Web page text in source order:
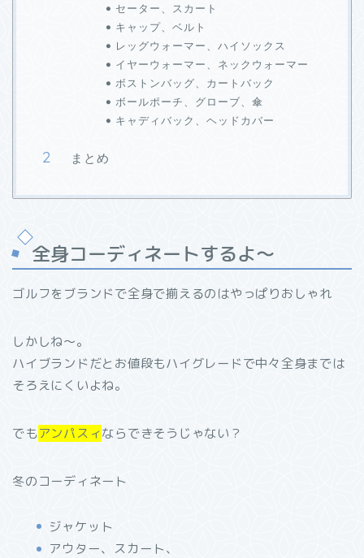
セーター、スカート
キャップ、ベルト
レッグウォーマー、ハイソックス
イヤーウォーマー、ネックウォーマー
ボストンバッグ、カートバック
ボールポーチ、グローブ、傘
キャディバック、ヘッドカバー
まとめ
全身コーディネートするよ〜
ゴルフをブランドで全身で揃えるのはやっぱりおしゃれ
しかしね〜。
ハイブランドだとお値段もハイグレードで中々全身までは
そろえにくいよね。
でもアンパスィならできそうじゃない？
冬のコーディネート
ジャケット
アウター、スカート、